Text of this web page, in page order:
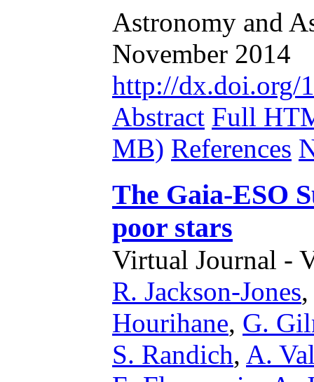
Astronomy and
November 2014
http://dx.doi.org/
Abstract Full
MB) References
The Gaia-ESO
poor stars
Virtual Journal -
R. Jackson-Jones
Hourihane, G.
S. Randich, A.